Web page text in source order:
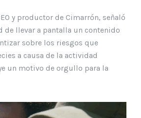
y productor de Cimarrón, señaló
de llevar a pantalla un contenido
sobre los riesgos que
a causa de la actividad
un motivo de orgullo para la